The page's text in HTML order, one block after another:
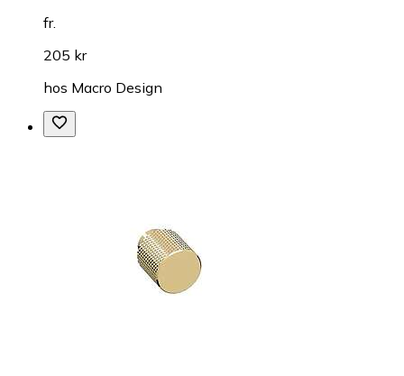
fr.
205 kr
hos Macro Design